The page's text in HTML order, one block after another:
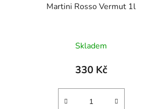
Martini Rosso Vermut 1l
Skladem
330 Kč